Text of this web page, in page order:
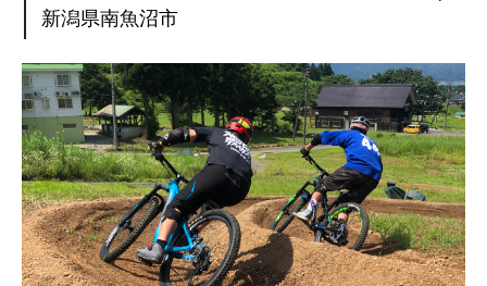
新潟県南魚沼市